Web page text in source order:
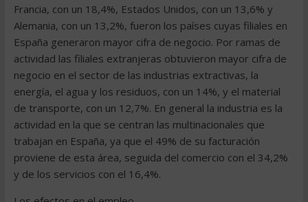
Francia, con un 18,4%, Estados Unidos, con un 13,6% y
Alemania, con un 13,2%, fueron los países cuyas filiales en
España generaron mayor cifra de negocio. Por ramas de
actividad las filiales extranjeras obtuvieron mayor cifra de
negocio en el sector de las industrias extractivas, la
energía, el agua y los residuos, con un 14%, y el material
de transporte, con un 12,7%. En general la industria es la
actividad en la que se centran las multinacionales que
trabajan en España, ya que el 49% de su facturación
proviene de esta área, seguida del comercio con el 34,2%
y de los servicios con el 16,4%.